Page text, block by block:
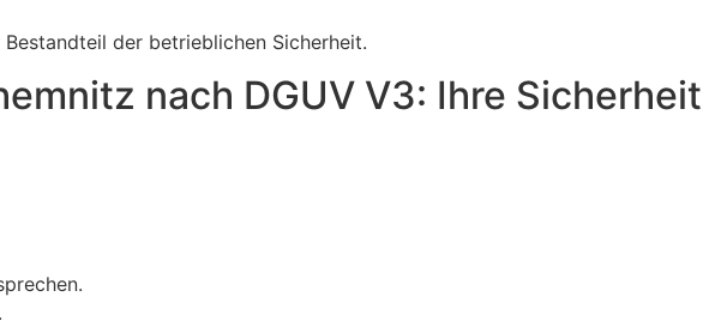
der betrieblichen Sicherheit.
nach DGUV V3: Ihre Sicherheit